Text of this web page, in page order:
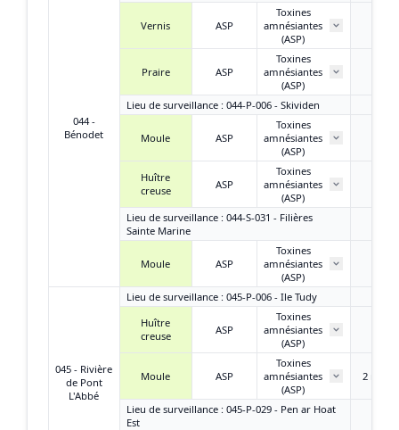
044 -
Bénodet
Vernis ASP
Toxines
amnésiantes
(ASP)
Praire ASP
Toxines
amnésiantes
(ASP)
Lieu de surveillance : 044-P-006 - Skividen
Moule ASP
Toxines
amnésiantes
(ASP)
Huître
creuse
ASP
Toxines
amnésiantes
(ASP)
Lieu de surveillance : 044-S-031 - Filières
Sainte Marine
Moule ASP
Toxines
amnésiantes
(ASP)
045 - Rivière
de Pont
L'Abbé
Lieu de surveillance : 045-P-006 - Ile Tudy
Huître
creuse
ASP
Toxines
amnésiantes
(ASP)
Moule ASP
Toxines
amnésiantes
(ASP)
2 mg
Lieu de surveillance : 045-P-029 - Pen ar Hoat
Est